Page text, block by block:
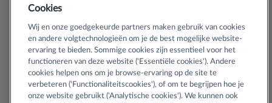
Veilig buitenlands geld bestellen
Informatie over SSL-certificaten
Cookies
Wij en onze goedgekeurde partners maken gebruik van cookies
en andere volgtechnologieën om je de best mogelijke website-
ervaring te bieden. Sommige cookies zijn essentieel voor het
functioneren van deze website ('Essentiële cookies'). Andere
cookies helpen ons om je browse-ervaring op de site te
verbeteren ('Functionaliteitscookies'), of om te begrijpen hoe je
onze website gebruikt ('Analytische cookies'). We kunnen ook